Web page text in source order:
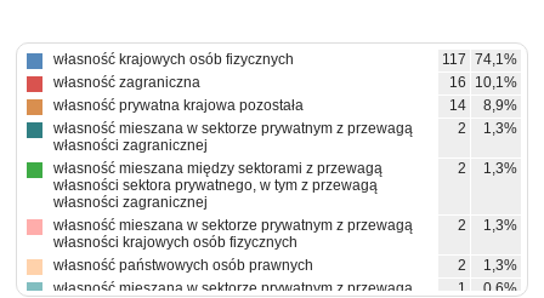
własność krajowych osób fizycznych 117 74,1%
własność zagraniczna
16
10,1%
własność prywatna krajowa pozostała
14
8,9%
własność mieszana w sektorze prywatnym z przewagą
własności zagranicznej
2 1,3%
własność mieszana między sektorami z przewagą
własności sektora prywatnego, w tym z przewagą
własności zagranicznej
2 1,3%
własność mieszana w sektorze prywatnym z przewagą
własności krajowych osób fizycznych
2 1,3%
własność państwowych osób prawnych 2
1,3%
własność mieszana w sektorze prywatnym z przewagą
1 0,6%